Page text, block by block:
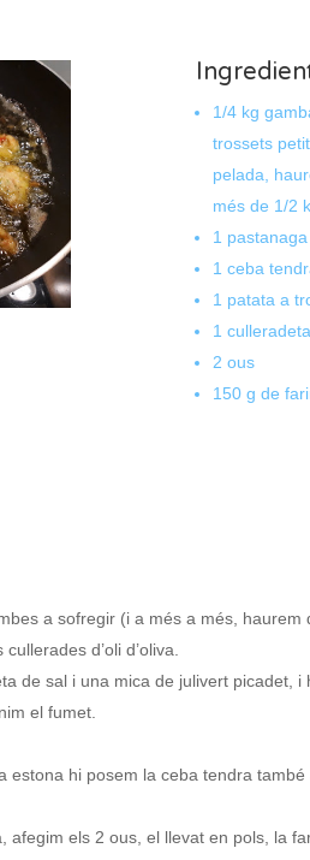
1/4 kg
trossets
pelada,
més de 1/2
1
1 ceba
1 patata a
1
2 ous
150 g de
a sofregir (i a més a més,
d’oli d’oliva.
de sal i una mica de julivert picadet,
el fumet.
estona hi posem la ceba tendra
afegim els 2 ous, el llevat en pols, la